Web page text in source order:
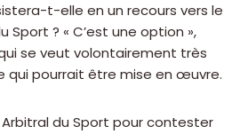
t-elle en un recours vers le
Sport ? « C’est une option »,
se veut volontairement très
qui pourrait être mise en œuvre.
Arbitral du Sport pour contester